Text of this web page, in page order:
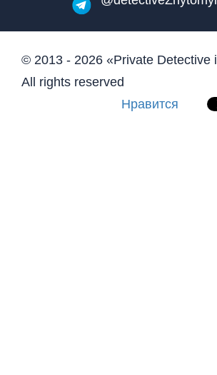
© 2013 - 2026 «Private Detective
All rights reserved
Нравится